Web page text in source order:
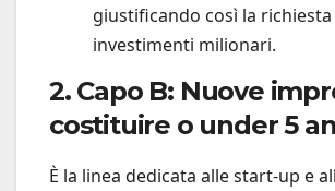
giustificando così la richiesta
investimenti milionari.
2. Capo B: Nuove
costituire o under 5
È la linea dedicata alle start-up e